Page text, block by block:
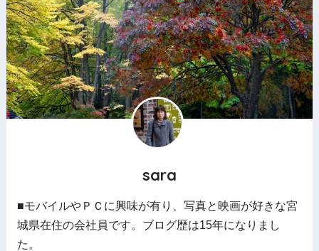
sara
■モバイルやＰＣに興味が有り、写真と映画が好きな宮
城県在住の会社員です。ブログ歴は15年になりまし
た。